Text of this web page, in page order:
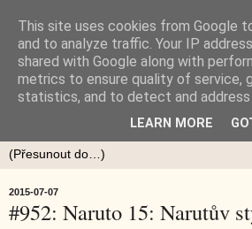
2015-07-07
#952: Naruto 15: Narutův
This site uses cookies from Google
and to analyze traffic. Your IP
shared with Google along with
metrics to ensure quality of service,
statistics, and to detect and address
LEARN MORE